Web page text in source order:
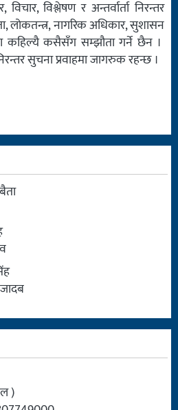
विश्लेषण र अन्तर्वार्ता निरन्तर
लोकतन्त्र, नागरिक अधिकार, सुशासन
कहिल्यै कसैसँग सम्झौता गर्ने छैन ।
सुचना प्रवाहमा जागरुक रहन्छ ।
)